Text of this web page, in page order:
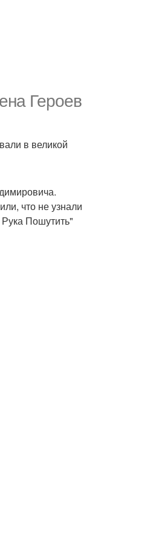
Героев
в великой
что не узнали
Пошутить"